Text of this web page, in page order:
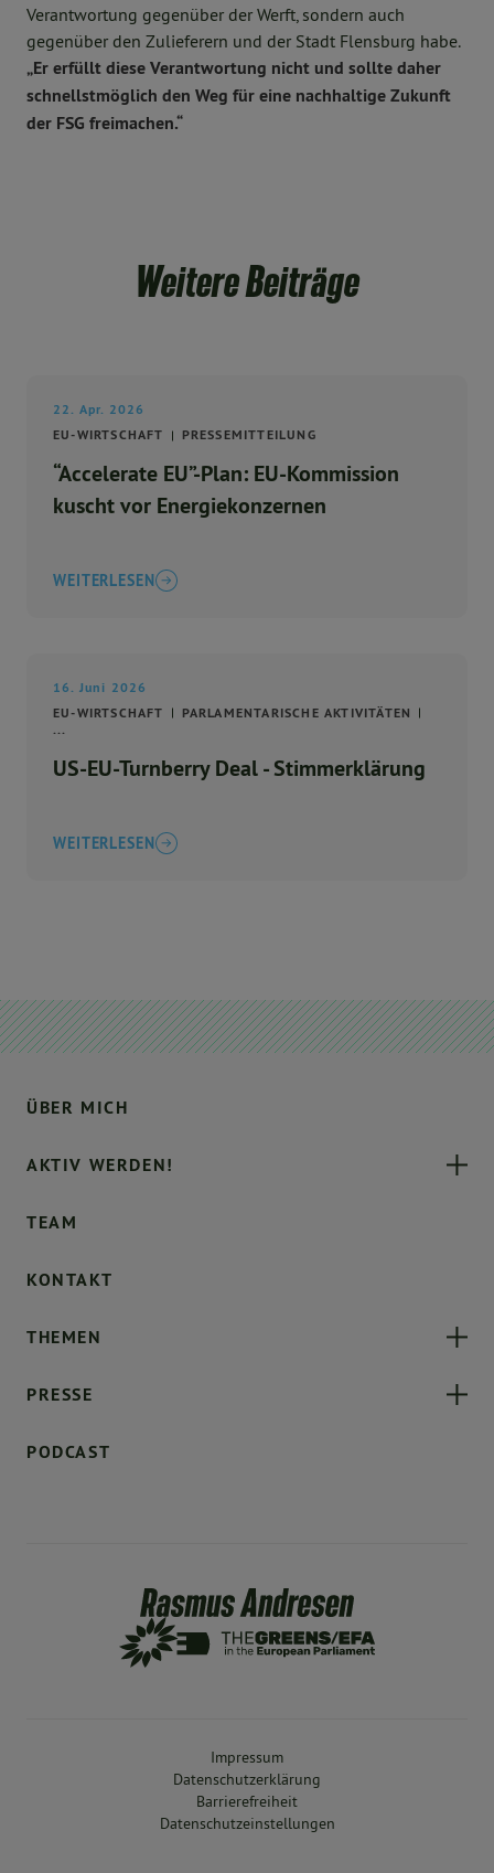
Verantwortung gegenüber der Werft, sondern auch
gegenüber den Zulieferern und der Stadt Flensburg habe.
„Er erfüllt diese Verantwortung nicht und sollte daher
schnellstmöglich den Weg für eine nachhaltige Zukunft
der FSG freimachen.“
Weitere Beiträge
22. Apr. 2026
EU-WIRTSCHAFT
PRESSEMITTEILUNG
“Accelerate EU”-Plan: EU-Kommission
kuscht vor Energiekonzernen
WEITERLESEN
16. Juni 2026
EU-WIRTSCHAFT
PARLAMENTARISCHE AKTIVITÄTEN
...
US-EU-Turnberry Deal - Stimmerklärung
WEITERLESEN
ÜBER MICH
AKTIV WERDEN!
TEAM
KONTAKT
THEMEN
PRESSE
PODCAST
Impressum
Datenschutzerklärung
Barrierefreiheit
Datenschutzeinstellungen